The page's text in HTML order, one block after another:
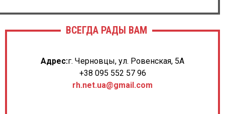
ВСЕГДА РАДЫ ВАМ
Адрес:г. Черновцы, ул. Ровенская, 5А
+38 095 552 57 96
rh.net.ua@gmail.com